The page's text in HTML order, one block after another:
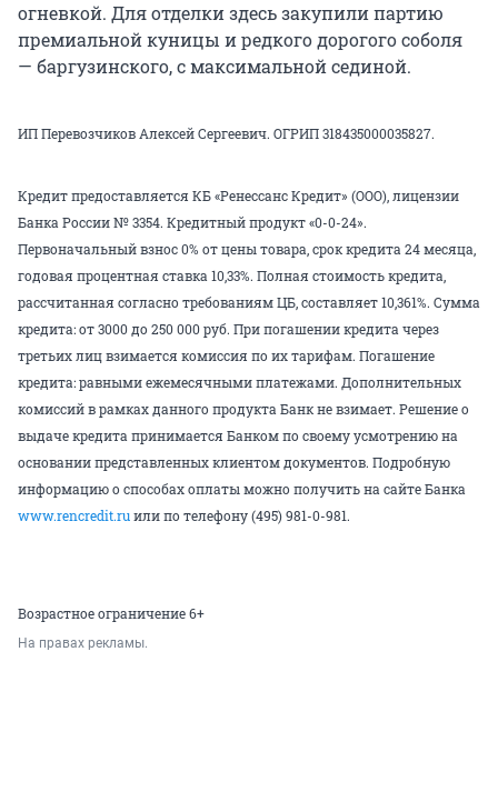
огневкой. Для отделки здесь закупили партию
премиальной куницы и редкого дорогого соболя
— баргузинского, с максимальной сединой.
ИП Перевозчиков Алексей Сергеевич. ОГРИП 318435000035827.
Кредит предоставляется КБ «Ренессанс Кредит» (ООО), лицензии
Банка России № 3354. Кредитный продукт «0-0-24».
Первоначальный взнос 0% от цены товара, срок кредита 24 месяца,
годовая процентная ставка 10,33%. Полная стоимость кредита,
рассчитанная согласно требованиям ЦБ, составляет 10,361%. Сумма
кредита: от 3000 до 250 000 руб. При погашении кредита через
третьих лиц взимается комиссия по их тарифам. Погашение
кредита: равными ежемесячными платежами. Дополнительных
комиссий в рамках данного продукта Банк не взимает. Решение о
выдаче кредита принимается Банком по своему усмотрению на
основании представленных клиентом документов. Подробную
информацию о способах оплаты можно получить на сайте Банка
www.rencredit.ruили по телефону(495) 981-0-981.
Возрастное ограничение 6+
На правах рекламы.